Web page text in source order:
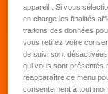
Prénom*
appareil . Si vous
en charge les finalités
traitons des données
vous retirez votre
de suivi sont
qui vous sont présentés
réapparaître ce menu
consentement à tout